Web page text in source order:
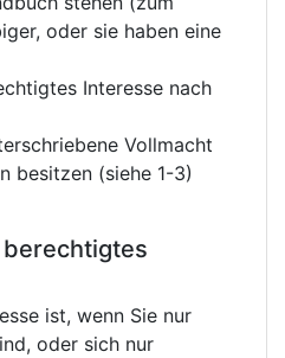
oder sie haben eine
Interesse nach
Vollmacht
besitzen (siehe 1-3)
ist, wenn Sie nur
oder sich nur